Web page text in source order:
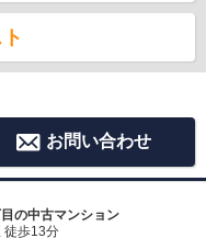
お問い合わせ
の中古マンション
徒歩13分